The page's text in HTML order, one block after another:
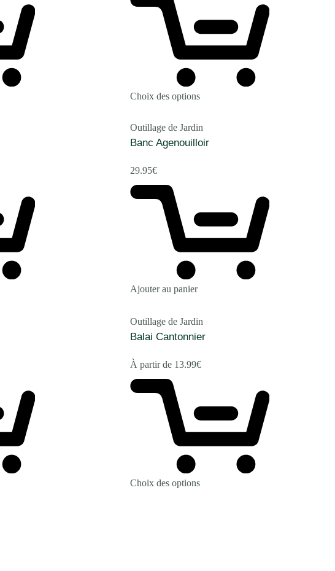
Choix des options
Outillage de Jardin
Banc Agenouilloir
29.95€
Ajouter au panier
Outillage de Jardin
Balai Cantonnier
À partir de 13.99€
Choix des options